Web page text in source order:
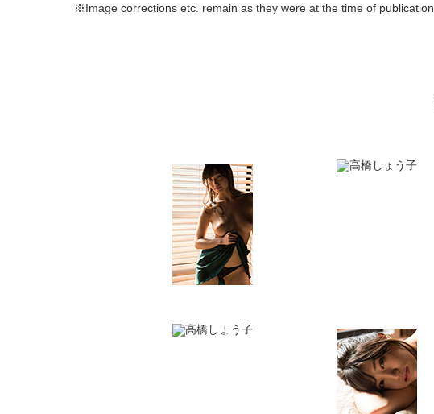
※Image corrections etc. remain as they were at the time of publication.